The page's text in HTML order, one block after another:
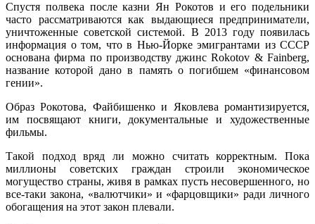
Спустя полвека после казни Ян Рокотов и его подельники
часто рассматриваются как выдающиеся предприниматели,
уничтоженные советской системой. В 2013 году появилась
информация о том, что в Нью-Йорке эмигрантами из СССР
основана фирма по производству джинс Rokotov & Fainberg,
название которой дано в память о погибшем «финансовом
гении».
Образ Рокотова, Файбишенко и Яковлева романтизируется,
им посвящают книги, документальные и художественные
фильмы.
Такой подход вряд ли можно считать корректным. Пока
миллионы советских граждан строили экономическое
могущество страны, живя в рамках пусть несовершенного, но
все-таки закона, «валютчики» и «фарцовщики» ради личного
обогащения на этот закон плевали.